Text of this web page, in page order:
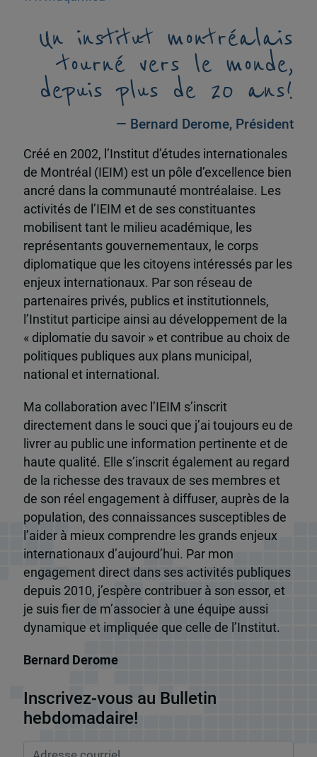
Un institut montréalais
tourné vers le monde,
depuis plus de 20 ans!
— Bernard Derome, Président
Créé en 2002, l’Institut d’études internationales
de Montréal (IEIM) est un pôle d’excellence bien
ancré dans la communauté montréalaise. Les
activités de l’IEIM et de ses constituantes
mobilisent tant le milieu académique, les
représentants gouvernementaux, le corps
diplomatique que les citoyens intéressés par les
enjeux internationaux. Par son réseau de
partenaires privés, publics et institutionnels,
l’Institut participe ainsi au développement de la
« diplomatie du savoir » et contribue au choix de
politiques publiques aux plans municipal,
national et international.
Ma collaboration avec l’IEIM s’inscrit
directement dans le souci que j’ai toujours eu de
livrer au public une information pertinente et de
haute qualité. Elle s’inscrit également au regard
de la richesse des travaux de ses membres et
de son réel engagement à diffuser, auprès de la
population, des connaissances susceptibles de
l’aider à mieux comprendre les grands enjeux
internationaux d’aujourd’hui. Par mon
engagement direct dans ses activités publiques
depuis 2010, j’espère contribuer à son essor, et
je suis fier de m’associer à une équipe aussi
dynamique et impliquée que celle de l’Institut.
Bernard Derome
Inscrivez-vous au Bulletin
hebdomadaire!